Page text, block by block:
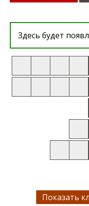
Здесь будет
Показать